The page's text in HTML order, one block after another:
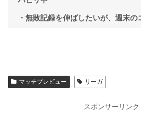
・無敗記録を伸ばしたいが、週末
マッチプレビュー リーガ
スポンサーリンク